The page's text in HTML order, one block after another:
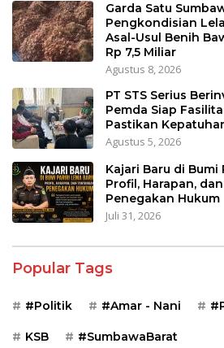
Garda Satu
Pengkondisian
Asal-Usul Benih
Rp 7,5 Miliar
Agustus 8, 2026
PT STS Serius
Pemda Siap
Pastikan
Agustus 5, 2026
Kajari Baru di Bumi
Profil, Harapan,
Penegakan Hukum
Juli 31, 2026
Popular Tags
#Politik #Amar - Nani
KSB #SumbawaBarat